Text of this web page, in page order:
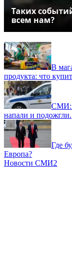
Таких
всем нам?
В
продукта: что
СМИ:
напали и подожгли.
Где
Европа?
Новости СМИ2